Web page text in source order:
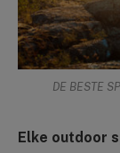
DE BESTE
Elke outdoor